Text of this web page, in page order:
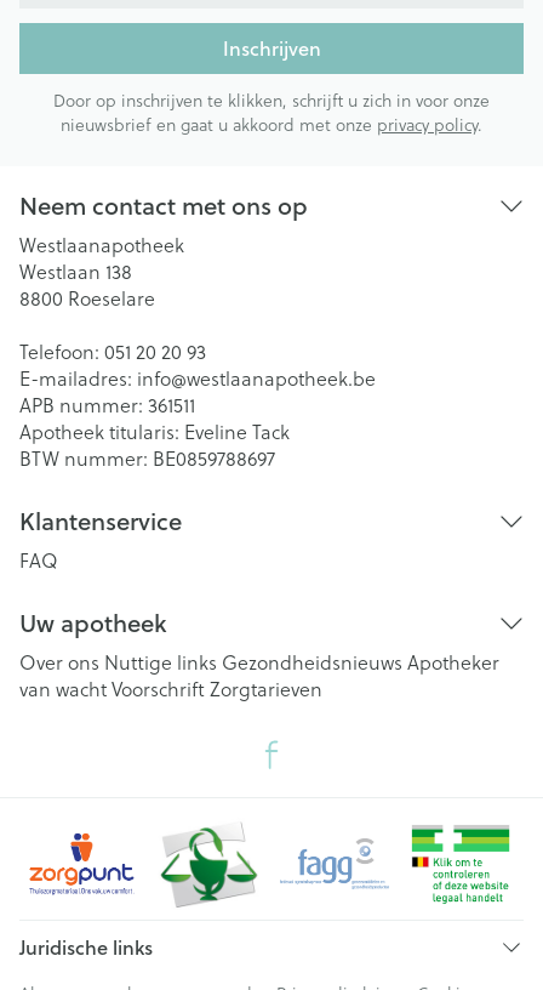
Inschrijven
Door op inschrijven te klikken, schrijft u zich in voor onze
nieuwsbrief en gaat u akkoord met onze privacy policy.
Neem contact met ons op
Westlaanapotheek
Westlaan 138
8800 Roeselare
Telefoon: 051 20 20 93
E-mailadres: info@westlaanapotheek.be
APB nummer: 361511
Apotheek titularis: Eveline Tack
BTW nummer: BE0859788697
Klantenservice
FAQ
Uw apotheek
Over ons Nuttige links Gezondheidsnieuws Apotheker
van wachtVoorschriftZorgtarieven
Juridische links